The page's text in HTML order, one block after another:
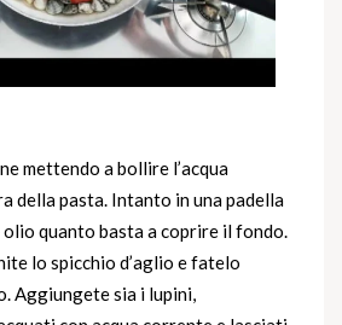
mettendo a bollire l’acqua
della pasta. Intanto in una padella
quanto basta a coprire il fondo.
lo spicchio d’aglio e fatelo
Aggiungete sia i lupini,